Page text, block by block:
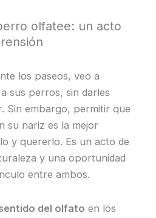
olfatee: un acto
los paseos, veo a
sus perros, sin darles
Sin embargo, permitir que
su nariz es la mejor
y quererlo. Es un acto de
y una oportunidad
entre ambos.
del olfato en los